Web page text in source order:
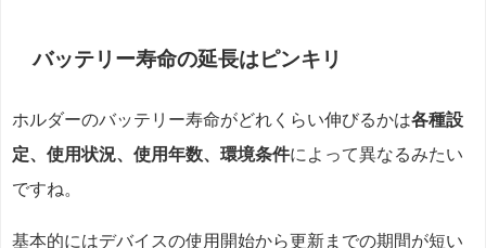
バッテリー寿命の延長はピンキリ
ホルダーのバッテリー寿命がどれくらい伸びるかは各種設
定、使用状況、使用年数、環境条件によって異なるみたい
ですね。
基本的にはデバイスの使用開始から更新までの期間が短い